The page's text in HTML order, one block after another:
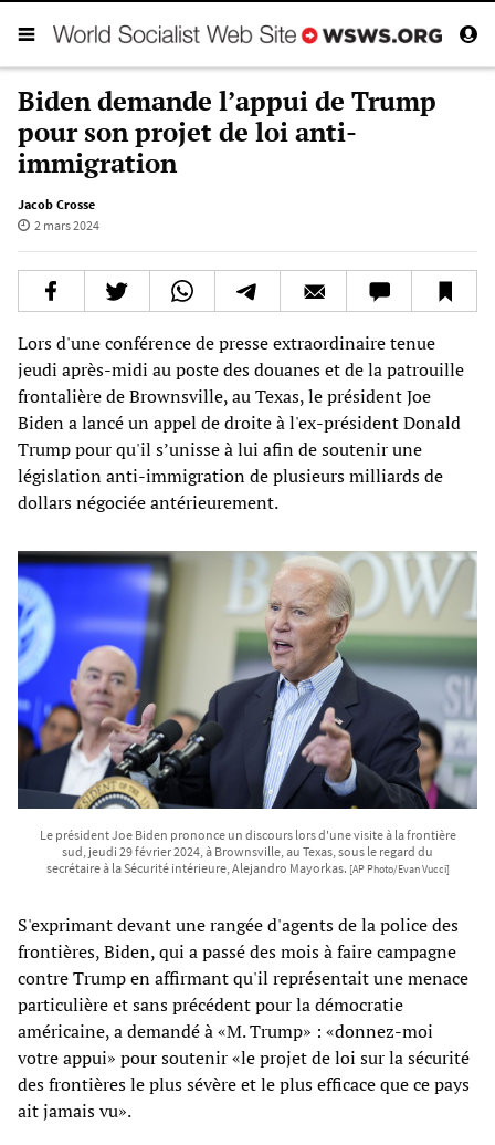
Biden demande l’appui de Trump
pour son projet de loi anti-
immigration
Jacob Crosse
2 mars 2024
Lors d'une conférence de presse extraordinaire tenue
jeudi après-midi au poste des douanes et de la patrouille
frontalière de Brownsville, au Texas, le président Joe
Biden a lancé un appel de droite à l'ex-président Donald
Trump pour qu'il s’unisse à lui afin de soutenir une
législation anti-immigration de plusieurs milliards de
dollars négociée antérieurement.
Le président Joe Biden prononce un discours lors d'une visite à la frontière
sud, jeudi 29 février 2024, à Brownsville, au Texas, sous le regard du
secrétaire à la Sécurité intérieure, Alejandro Mayorkas. [AP Photo/Evan Vucci]
S'exprimant devant une rangée d'agents de la police des
frontières, Biden, qui a passé des mois à faire campagne
contre Trump en affirmant qu'il représentait une menace
particulière et sans précédent pour la démocratie
américaine, a demandé à «M. Trump» : «donnez-moi
votre appui» pour soutenir «le projet de loi sur la sécurité
des frontières le plus sévère et le plus efficace que ce pays
ait jamais vu».